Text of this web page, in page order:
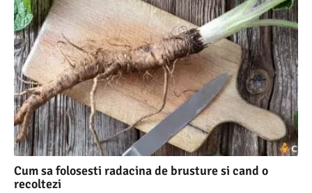
Cum sa folosesti radacina de brusture si cand o
recoltezi